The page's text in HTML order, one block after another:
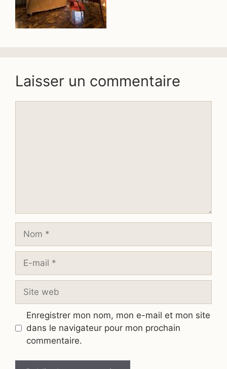
Laisser un commentaire
Nom
Site
Enregistrer mon nom, mon e-mail et mon site
dans le navigateur pour mon prochain
commentaire.